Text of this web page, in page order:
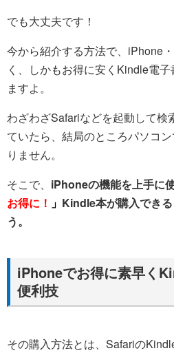
でも大丈夫です！
今から紹介する方法で、iPhone
く、しかもお得に安くKindle電
ますよ。
わざわざSafariなどを起動して検
ていたら、結局のところパソコ
りません。
そこで、 iPhoneの機能を上手に
お得に！ 」 Kindle本が購入でき
う。
iPhoneでお得に素早く
便利技
その購入方法とは、Safariの